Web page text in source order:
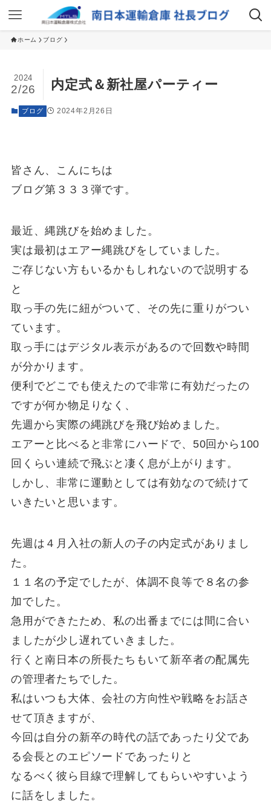
ホーム ブログ
内定式＆新社屋パーティー
2024
2/26
ブログ 2024年2月26日
皆さん、こんにちは
ブログ第３３３弾です。
最近、縄跳びを始めました。
実は最初はエアー縄跳びをしていました。
ご存じない方もいるかもしれないので説明する
と
取っ手の先に紐がついて、その先に重りがつい
ています。
取っ手にはデジタル表示があるので回数や時間
が分かります。
便利でどこでも使えたので非常に有効だったの
ですが何か物足りなく、
先週から実際の縄跳びを飛び始めました。
エアーと比べると非常にハードで、50回から100
回くらい連続で飛ぶと凄く息が上がります。
しかし、非常に運動としては有効なので続けて
いきたいと思います。
先週は４月入社の新人の子の内定式がありまし
た。
１１名の予定でしたが、体調不良等で８名の参
加でした。
急用ができたため、私の出番までには間に合い
ましたが少し遅れていきました。
行くと南日本の所長たちもいて新卒者の配属先
の管理者たちでした。
私はいつも大体、会社の方向性や戦略をお話さ
せて頂きますが、
今回は自分の新卒の時代の話であったり父であ
る会長とのエピソードであったりと
なるべく彼ら目線で理解してもらいやすいよう
に話をしました。